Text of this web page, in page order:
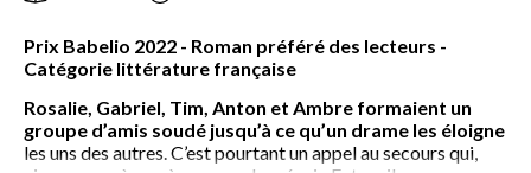
Prix Babelio 2022 - Roman préféré des lecteurs -
Catégorie littérature française
Rosalie, Gabriel, Tim, Anton et Ambre formaient un
groupe d’amis soudé jusqu’à ce qu’un drame les éloigne
les uns des autres. C’est pourtant un appel au secours qui,